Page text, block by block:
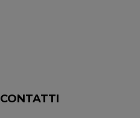
CONTATTI